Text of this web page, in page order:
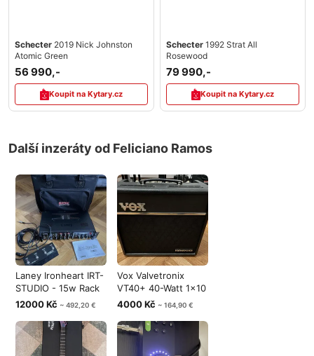
Schecter 2019 Nick Johnston
Atomic Green
56 990,-
Koupit na Kytary.cz
Schecter 1992 Strat All
Rosewood
79 990,-
Koupit na Kytary.cz
Další inzeráty od Feliciano Ramos
Laney Ironheart IRT-
STUDIO - 15w Rack
amp
12000 Kč ~ 492,20 €
Vox Valvetronix
VT40+ 40-Watt 1x10
Modeling G
4000 Kč ~ 164,90 €